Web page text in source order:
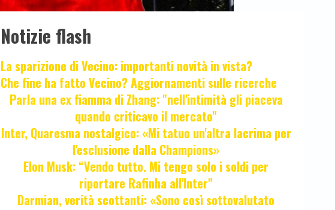
Notizie flash
La sparizione di Vecino: importanti novità in vista?
Che fine ha fatto Vecino? Aggiornamenti sulle ricerche
Parla una ex fiamma di Zhang: "nell'intimità gli piaceva
quando criticavo il mercato"
Inter, Quaresma nostalgico: «Mi tatuo un'altra lacrima per
l'esclusione dalla Champions»
Elon Musk: “Vendo tutto. Mi tengo solo i soldi per
riportare Rafinha all'Inter"
Darmian, verità scottanti: «Sono così sottovalutato